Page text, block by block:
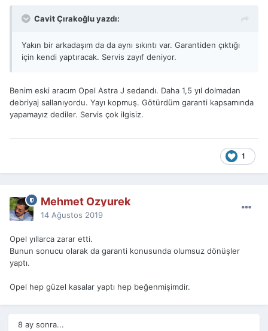
Cavit Çırakoğlu yazdı:
Yakın bir arkadaşım da da aynı sıkıntı var. Garantiden çıktığı
için kendi yaptıracak. Servis zayıf deniyor.
Benim eski aracım Opel Astra J sedandı. Daha 1,5 yıl dolmadan
debriyaj sallanıyordu. Yayı kopmuş. Götürdüm garanti kapsamında
yapamayız dediler. Servis çok ilgisiz.
1
Mehmet Ozyurek
14 Ağustos 2019
Opel yıllarca zarar etti.
Bunun sonucu olarak da garanti konusunda olumsuz dönüşler
yaptı.
Opel hep güzel kasalar yaptı hep beğenmişimdir.
8 ay sonra...